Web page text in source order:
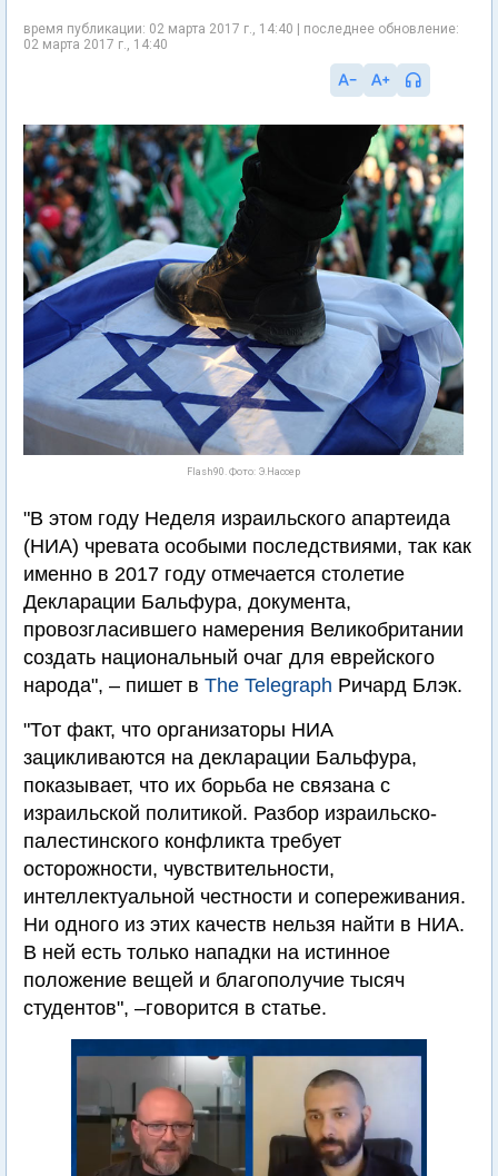
время публикации: 02 марта 2017 г., 14:40 | последнее обновление:
02 марта 2017 г., 14:40
Flash90. Фото: Э.Нассер
"В этом году Неделя израильского апартеида
(НИА) чревата особыми последствиями, так как
именно в 2017 году отмечается столетие
Декларации Бальфура, документа,
провозгласившего намерения Великобритании
создать национальный очаг для еврейского
народа", – пишет в The Telegraph Ричард Блэк.
"Тот факт, что организаторы НИА
зацикливаются на декларации Бальфура,
показывает, что их борьба не связана с
израильской политикой. Разбор израильско-
палестинского конфликта требует
осторожности, чувствительности,
интеллектуальной честности и сопереживания.
Ни одного из этих качеств нельзя найти в НИА.
В ней есть только нападки на истинное
положение вещей и благополучие тысяч
студентов", –говорится в статье.